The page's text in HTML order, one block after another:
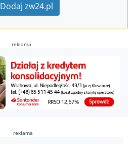
Dodaj zw24.pl
reklama
reklama